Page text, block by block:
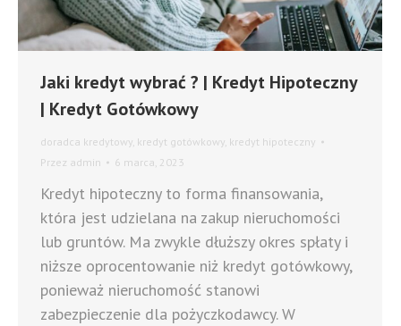
Jaki kredyt wybrać ? | Kredyt Hipoteczny
| Kredyt Gotówkowy
doradca kredytowy kredyt gotówkowy kredyt hipoteczny
Przez admin 6 marca, 2023
Kredyt hipoteczny to forma finansowania,
która jest udzielana na zakup nieruchomości
lub gruntów. Ma zwykle dłuższy okres spłaty i
niższe oprocentowanie niż kredyt gotówkowy,
ponieważ nieruchomość stanowi
zabezpieczenie dla pożyczkodawcy. W